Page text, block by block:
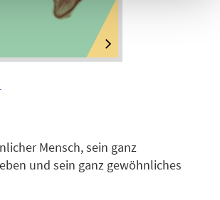
Mensch, sein ganz
und sein ganz gewöhnliches
an dieser Geschichte in Lukas